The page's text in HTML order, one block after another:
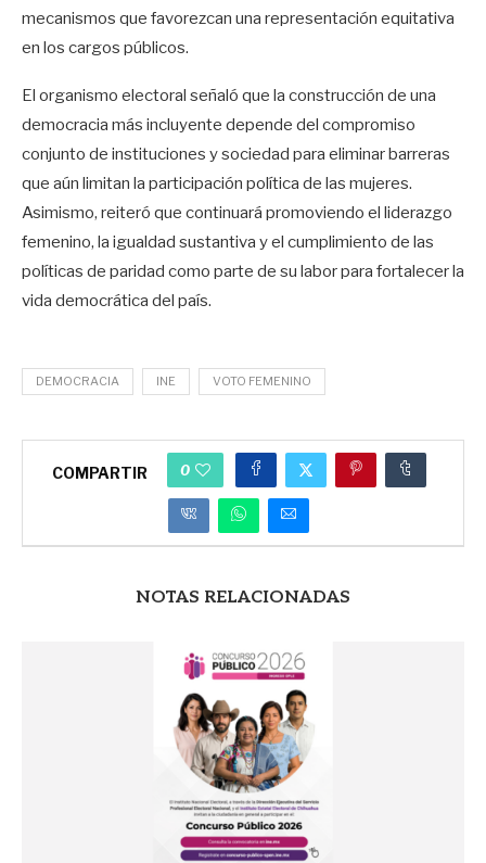
mecanismos que favorezcan una representación equitativa
en los cargos públicos.
El organismo electoral señaló que la construcción de una
democracia más incluyente depende del compromiso
conjunto de instituciones y sociedad para eliminar barreras
que aún limitan la participación política de las mujeres.
Asimismo, reiteró que continuará promoviendo el liderazgo
femenino, la igualdad sustantiva y el cumplimiento de las
políticas de paridad como parte de su labor para fortalecer la
vida democrática del país.
DEMOCRACIA INE VOTO FEMENINO
COMPARTIR 0
NOTAS RELACIONADAS